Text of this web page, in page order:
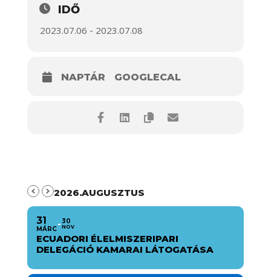
IDŐ
2023.07.06 - 2023.07.08
NAPTÁR GOOGLECAL
2026.AUGUSZTUS
31
MÁRC
30
NOV
ECUADORI ÉLELMISZERIPARI
DELEGÁCIÓ KAMARAI LÁTOGATÁSA